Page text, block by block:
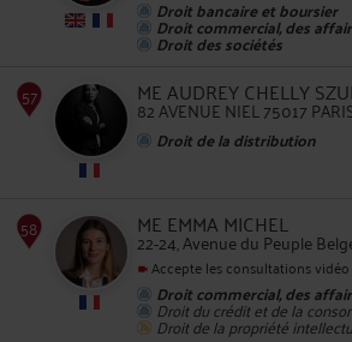
54
Droit bancaire et boursier
Droit commercial, des
Droit des sociétés
ME AUDREY CHELLY
82 AVENUE NIEL 75017
Droit de la distribution
ME EMMA MICHEL
22-24, Avenue du Peuple
Accepte les consultations vidéo
Droit commercial, des
Droit du crédit et de la
Droit de la propriété